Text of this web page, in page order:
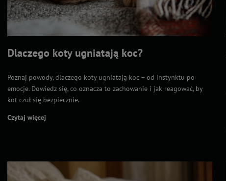
Dlaczego koty ugniatają koc?
Poznaj powody, dlaczego koty ugniatają koc – od instynktu po
emocje. Dowiedz się, co oznacza to zachowanie i jak reagować, by
kot czuł się bezpiecznie.
Czytaj więcej